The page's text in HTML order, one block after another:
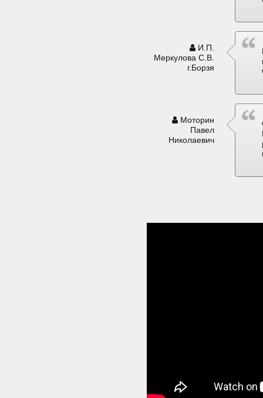
И.П.
Меркулова С.В.
г.Борзя
Моторин
Павел
Николаевич